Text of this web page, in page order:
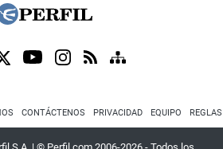
CONTÁCTENOS PRIVACIDAD EQUIPO